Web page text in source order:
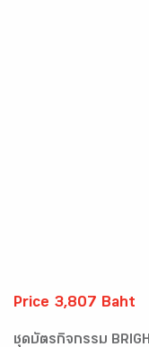
Price 3,807 Baht
ชุดบัตรกิจกรรม